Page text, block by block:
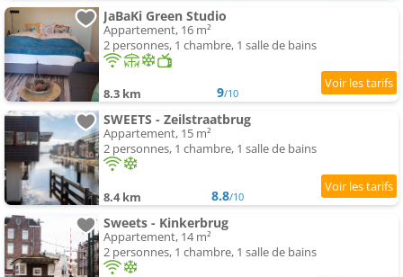
JaBaKi Green Studio
Appartement, 16 m²
2 personnes, 1 chambre, 1 salle de bains
8.3 km 9/10
SWEETS - Zeilstraatbrug
Appartement, 15 m²
2 personnes, 1 chambre, 1 salle de bains
8.4 km 8.8/10
Sweets - Kinkerbrug
Appartement, 14 m²
2 personnes, 1 chambre, 1 salle de bains